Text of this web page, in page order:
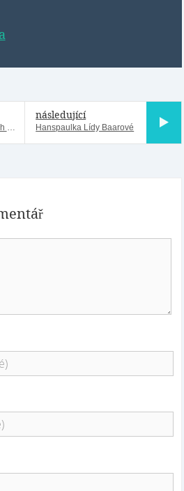
Spisovatelé Olšanských hřbitovů
následující
Hanspaulka Lídy Baarové